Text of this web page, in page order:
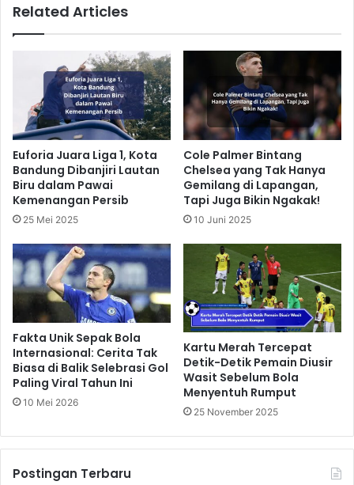
Related Articles
Euforia Juara Liga 1, Kota
Bandung Dibanjiri Lautan
Biru dalam Pawai
Kemenangan Persib
25 Mei 2025
Cole Palmer Bintang
Chelsea yang Tak Hanya
Gemilang di Lapangan,
Tapi Juga Bikin Ngakak!
10 Juni 2025
Fakta Unik Sepak Bola
Internasional: Cerita Tak
Biasa di Balik Selebrasi Gol
Paling Viral Tahun Ini
10 Mei 2026
Kartu Merah Tercepat
Detik-Detik Pemain Diusir
Wasit Sebelum Bola
Menyentuh Rumput
25 November 2025
Postingan Terbaru